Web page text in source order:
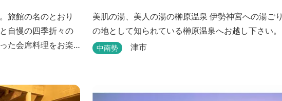
旅館の名のとおり
自慢の四季折々の
た会席料理をお楽
美肌の湯、美人の湯の榊原温泉 伊勢神宮への湯ごり
の地として知られている榊原温泉へお越し下さい。
中南勢 津市